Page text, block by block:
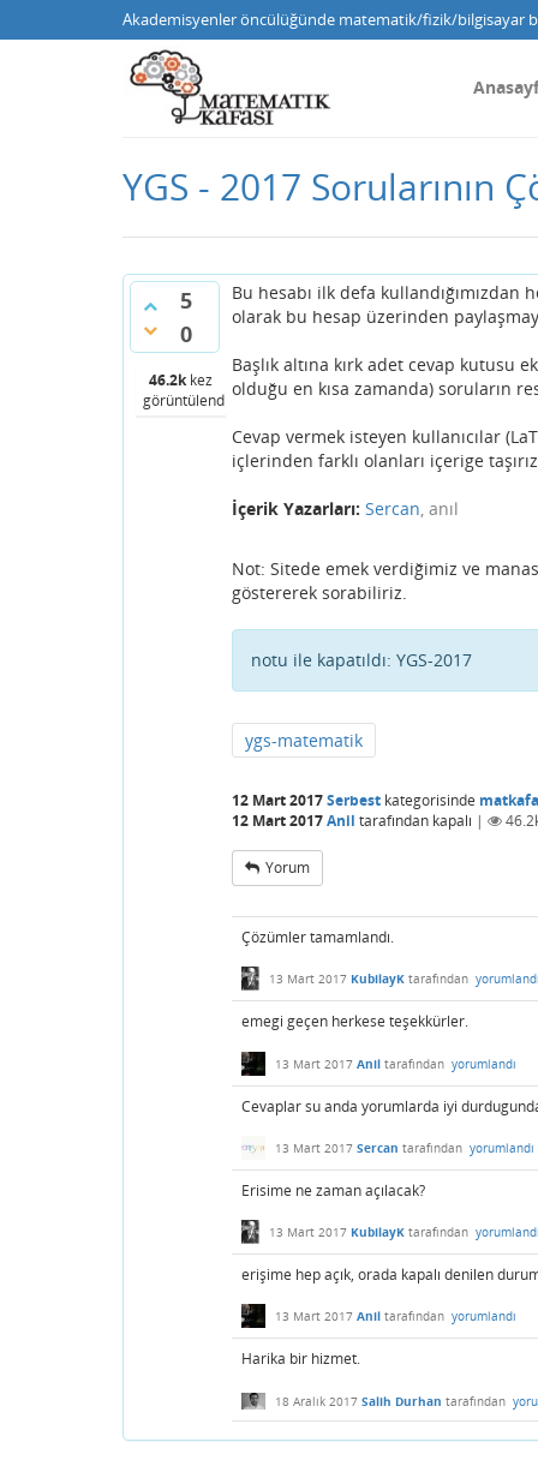
Akademisyenler öncülüğünde matematik/fizik/bilgisayar
YGS - 2017 Sorularının
5
0
46.2kkez
görüntülendi
Bu hesabı ilk defa
olarak bu hesap üzerinden
Başlık altına kırk adet cevap kutusu
olduğu en kısa zamanda) soruların
Cevap vermek isteyen kullanıcılar
içlerinden farklı olanları içerige
İçerik Yazarları: Sercan, anıl
Not: Sitede emek verdiğimiz ve
göstererek sorabiliriz.
notu ile kapatıldı: YGS-2017
ygs-matematik
12 Mart 2017Serbest kategorisinde
12 Mart 2017Anil tarafından kapalı |
Yorum
Çözümler tamamlandı.
13 Mart 2017 KubilayK tarafından yorumlandı
emegi geçen herkese teşekkürler.
13 Mart 2017 Anil tarafından yorumlandı
Cevaplar su anda yorumlarda iyi
13 Mart 2017 Sercan tarafından yorumlandı
Erisime ne zaman açılacak?
13 Mart 2017 KubilayK tarafından yorumlandı
erişime hep açık, orada kapalı denilen
13 Mart 2017 Anil tarafından yorumlandı
Harika bir hizmet.
18 Aralık 2017 Salih Durhan tarafından